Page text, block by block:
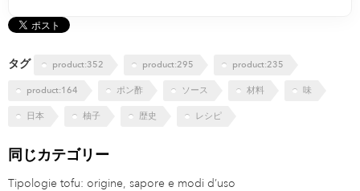
タグ product:352 product:295 product:235
product:164 ポン酢 ソース 材料 味
日本 柚子 歴史 レシピ
同じカテゴリー
Tipologie tofu: origine, sapore e modi d’uso